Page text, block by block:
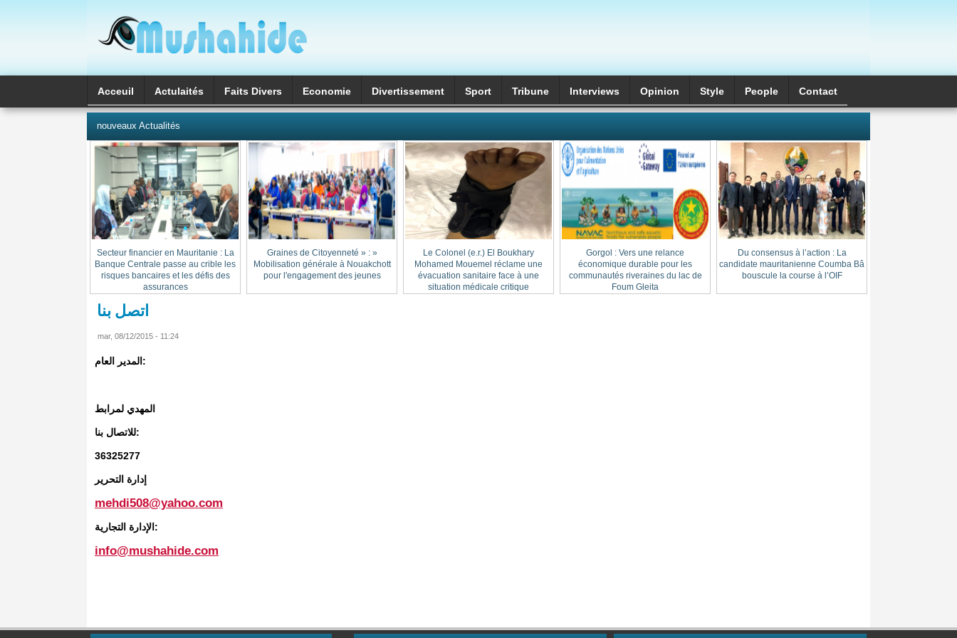
Acceuil Actulaités Faits Divers Economie Divertissement Sport Tribune Interviews Opinion Style َPeople Contact
nouveaux Actualités
Du consensus à l’action : La
candidate mauritanienne Coumba Bâ
bouscule la course à l’OIF
Gorgol : Vers une relance
économique durable pour les
communautés riveraines du lac de
Foum Gleita
Le Colonel (e.r.) El Boukhary
Mohamed Mouemel réclame une
évacuation sanitaire face à une
situation médicale critique
« Graines de Citoyenneté » :
Mobilisation générale à Nouakchott
pour l'engagement des jeunes
Secteur financier en Mauritanie : La
Banque Centrale passe au crible les
risques bancaires et les défis des
assurances
اتصل بنا
mar, 08/12/2015 - 11:24
المدير العام:
المهدي لمرابط
للاتصال بنا:
36325277
إدارة التحرير
mehdi508@yahoo.com
الإدارة التجارية:
info@mushahide.com